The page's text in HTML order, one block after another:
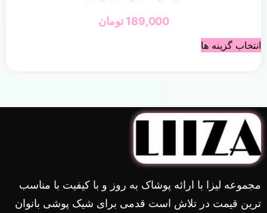
189,000 تومان
انتخاب گزینه ها
مجموعه لیزا با ارائه پوشاک به روز و با کیفیت با مناسب
ترین قیمت در تلاش است قدمی برای شیک پوشی بانوان